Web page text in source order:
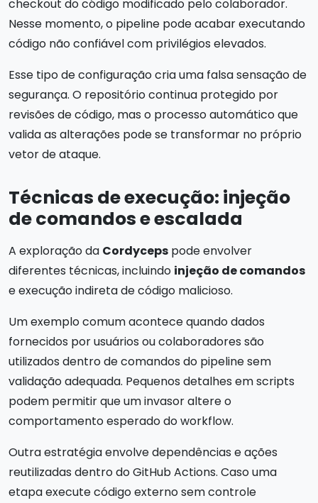
checkout do código modificado pelo colaborador.
Nesse momento, o pipeline pode acabar executando
código não confiável com privilégios elevados.
Esse tipo de configuração cria uma falsa sensação de
segurança. O repositório continua protegido por
revisões de código, mas o processo automático que
valida as alterações pode se transformar no próprio
vetor de ataque.
Técnicas de execução: injeção
de comandos e escalada
A exploração da Cordyceps pode envolver
diferentes técnicas, incluindo injeção de comandos
e execução indireta de código malicioso.
Um exemplo comum acontece quando dados
fornecidos por usuários ou colaboradores são
utilizados dentro de comandos do pipeline sem
validação adequada. Pequenos detalhes em scripts
podem permitir que um invasor altere o
comportamento esperado do workflow.
Outra estratégia envolve dependências e ações
reutilizadas dentro do GitHub Actions. Caso uma
etapa execute código externo sem controle